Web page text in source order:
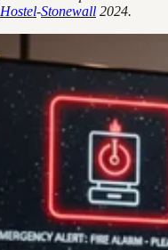
Hostel-Stonewall 2024.